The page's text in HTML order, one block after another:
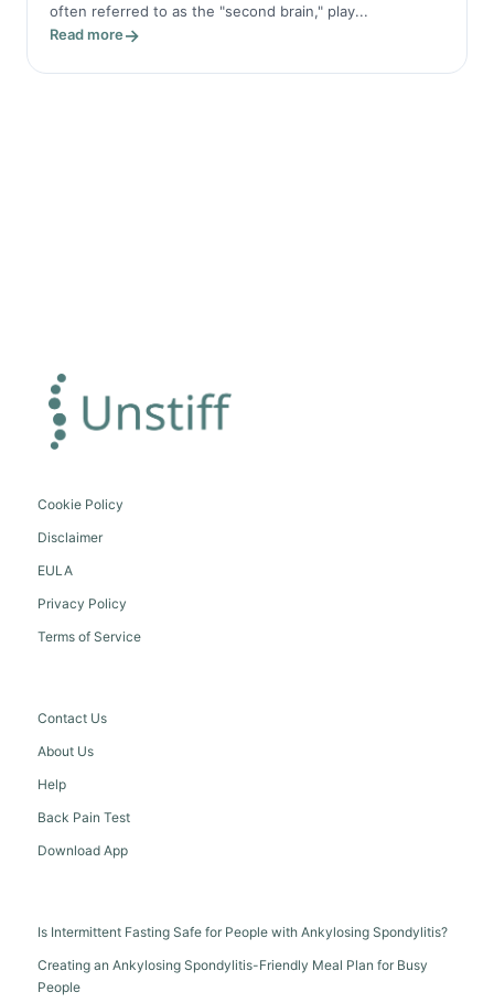
often referred to as the "second brain," play...
Read more
Cookie Policy
Disclaimer
EULA
Privacy Policy
Terms of Service
Contact Us
About Us
Help
Back Pain Test
Download App
Is Intermittent Fasting Safe for People with Ankylosing Spondylitis?
Creating an Ankylosing Spondylitis-Friendly Meal Plan for Busy
People